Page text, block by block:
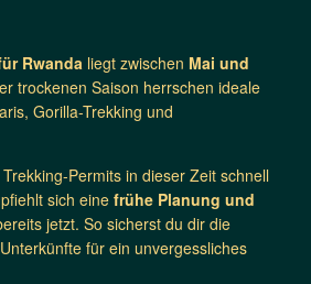
Rwanda liegt zwischen Mai und
trockenen Saison herrschen ideale
Gorilla-Trekking und
Permits in dieser Zeit schnell
sich eine frühe Planung und
jetzt. So sicherst du dir die
für ein unvergessliches